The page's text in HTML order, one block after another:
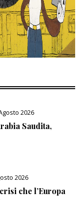
2026
Saudita,
2026
che l’Europa